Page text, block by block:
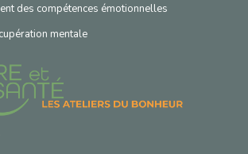
des compétences émotionnelles
mentale